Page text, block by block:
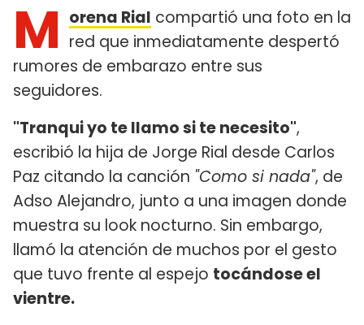
M orena Rial compartió una foto en la
red que inmediatamente despertó
rumores de embarazo entre sus
seguidores.
"Tranqui yo te llamo si te necesito",
escribió la hija de Jorge Rial desde Carlos
Paz citando la canción "Como si nada", de
Adso Alejandro, junto a una imagen donde
muestra su look nocturno. Sin embargo,
llamó la atención de muchos por el gesto
que tuvo frente al espejo tocándose el
vientre.